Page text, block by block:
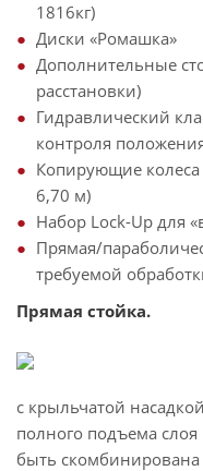
1816кг)
Диски «Ромашка»
Дополнительные
расстановки)
Гидравлический
контроля
Копирующие колеса
6,70 м)
Набор Lock-Up для
Прямая/
требуемой
Прямая стойка.
с крыльчатой
полного подъема
быть